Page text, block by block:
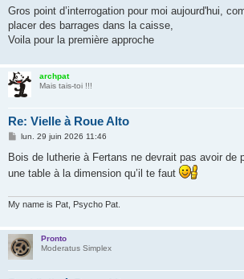
Gros point d’interrogation pour moi aujourd'hui,
placer des barrages dans la caisse,
Voila pour la première approche
archpat
Mais tais-toi !!!
Re: Vielle à Roue Alto
M
s
a
lun. 29 juin 2026 11:46
Bois de lutherie à Fertans ne devrait pas avoir de
une table à la dimension qu’il te faut
My name is Pat, Psycho Pat.
Pronto
Moderatus Simplex